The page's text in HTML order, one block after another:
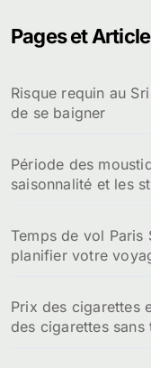
Pages et
Risque requin au
de se baigner
Période des
saisonnalité et les
Temps de vol
planifier votre
Prix des cigarettes
des cigarettes sans